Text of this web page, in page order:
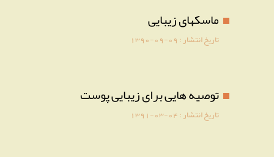
ماسکهای زیبایی
تاریخ انتشار :1390-09-09
توصیه هایی برای زیبایی پوست
تاریخ انتشار :1391-03-04